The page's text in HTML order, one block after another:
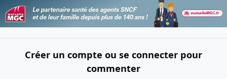
Créer un compte ou se connecter pour
commenter